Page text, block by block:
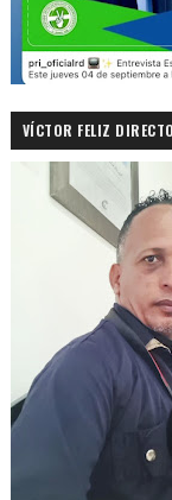
VÍCTOR FELIZ